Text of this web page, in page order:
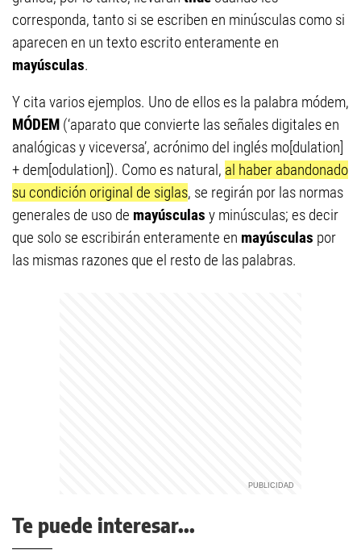
corresponda, tanto si se escriben en minúsculas como si
aparecen en un texto escrito enteramente en
mayúsculas.
Y cita varios ejemplos. Uno de ellos es la palabra módem,
MÓDEM (‘aparato que convierte las señales digitales en
analógicas y viceversa’, acrónimo del inglés mo[dulation]
+ dem[odulation]). Como es natural, al haber abandonado
su condición original de siglas, se regirán por las normas
generales de uso de mayúsculas y minúsculas; es decir
que solo se escribirán enteramente en mayúsculas por
las mismas razones que el resto de las palabras.
Te puede interesar...